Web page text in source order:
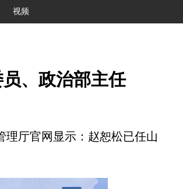
视频
、政治部主任
厅官网显示：赵恕松已任山